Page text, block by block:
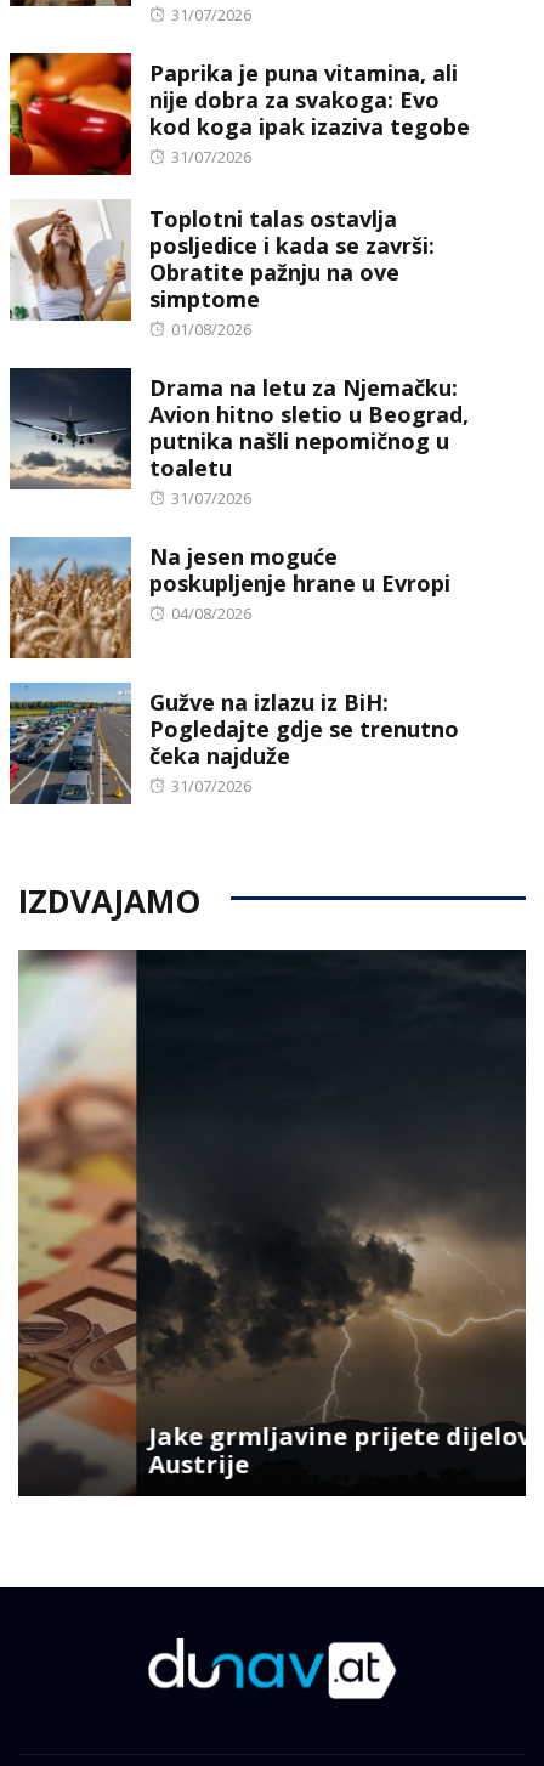
Posted
31/07/2026
Paprika je puna vitamina, ali
nije dobra za svakoga: Evo
kod koga ipak izaziva tegobe
Posted
31/07/2026
Toplotni talas ostavlja
posljedice i kada se završi:
Obratite pažnju na ove
simptome
Posted
01/08/2026
Drama na letu za Njemačku:
Avion hitno sletio u Beograd,
putnika našli nepomičnog u
toaletu
Posted
31/07/2026
Na jesen moguće
poskupljenje hrane u Evropi
Posted
04/08/2026
Gužve na izlazu iz BiH:
Pogledajte gdje se trenutno
čeka najduže
Posted
31/07/2026
IZDVAJAMO
Jake grmljavine prijete dijelovima
Austrije